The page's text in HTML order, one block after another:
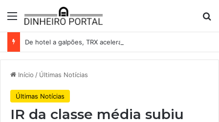
Menu
Início / Últimas Notícias
Últimas Notícias
IR da classe média subiu